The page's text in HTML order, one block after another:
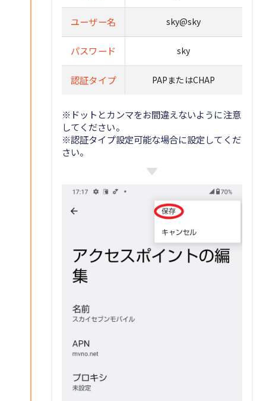
ユーザー名 sky@sky
パスワード sky
認証タイプ PAPまたはCHAP
※ドットとカンマをお間違えないように注意
してください。
※認証タイプ設定可能な場合に設定してくだ
さい。